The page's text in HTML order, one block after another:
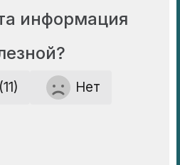
информация
Нет